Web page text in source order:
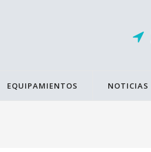
EQUIPAMIENTOS NOTICIAS